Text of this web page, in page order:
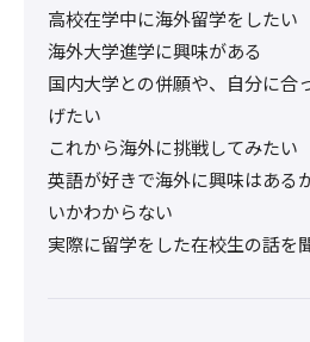
高校在学中に海外留学をしたい
海外大学進学に興味がある
国内大学との併願や、自分に合
げたい
これから海外に挑戦してみたい
英語が好きで海外に興味はある
いかわからない
実際に留学をした在校生の話を